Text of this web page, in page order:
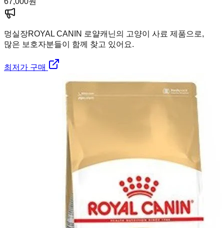
멍실장ROYAL CANIN 로얄캐닌의 고양이 사료 제품으로,
많은 보호자분들이 함께 찾고 있어요.
최저가 구매